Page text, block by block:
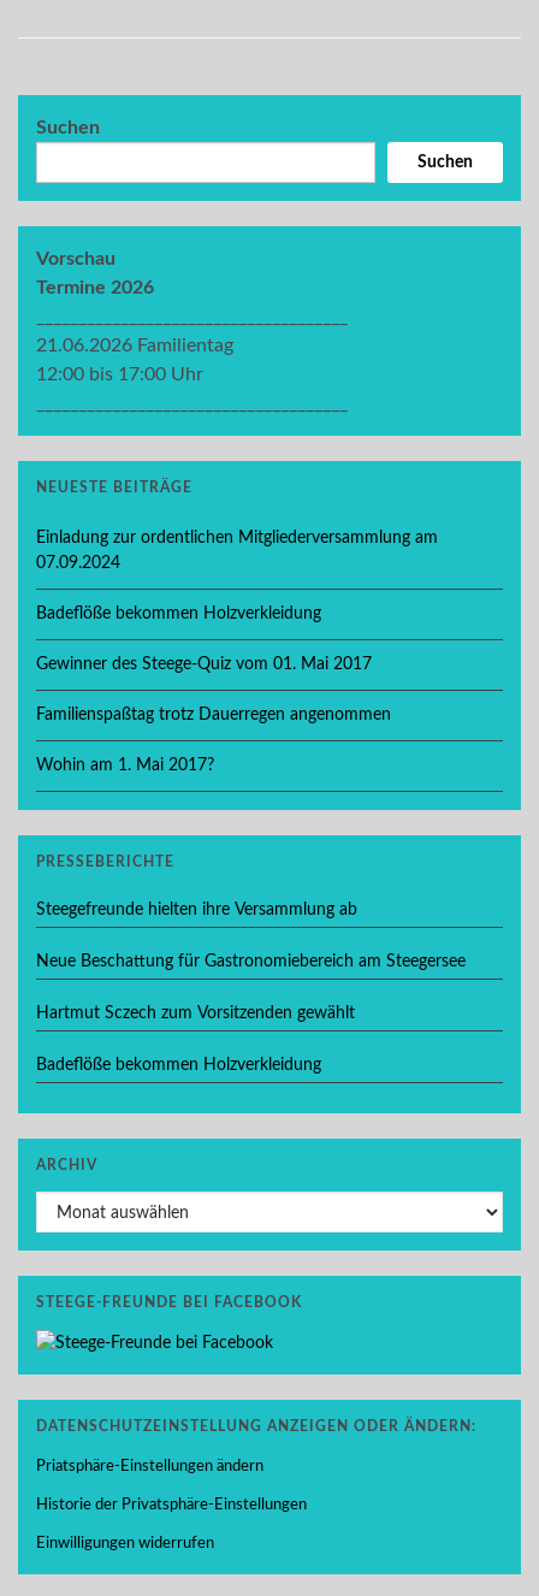
Suchen
Suchen
Vorschau
Termine 2026
21.06.2026 Familientag
12:00 bis 17:00 Uhr
NEUESTE BEITRÄGE
Einladung zur ordentlichen Mitgliederversammlung am
07.09.2024
Badeflöße bekommen Holzverkleidung
Gewinner des Steege-Quiz vom 01. Mai 2017
Familienspaßtag trotz Dauerregen angenommen
Wohin am 1. Mai 2017?
PRESSEBERICHTE
Steegefreunde hielten ihre Versammlung ab
Neue Beschattung für Gastronomiebereich am Steegersee
Hartmut Sczech zum Vorsitzenden gewählt
Badeflöße bekommen Holzverkleidung
ARCHIV
Archiv
STEEGE-FREUNDE BEI FACEBOOK
DATENSCHUTZEINSTELLUNG ANZEIGEN ODER ÄNDERN:
Priatsphäre-Einstellungen ändern
Historie der Privatsphäre-Einstellungen
Einwilligungen widerrufen